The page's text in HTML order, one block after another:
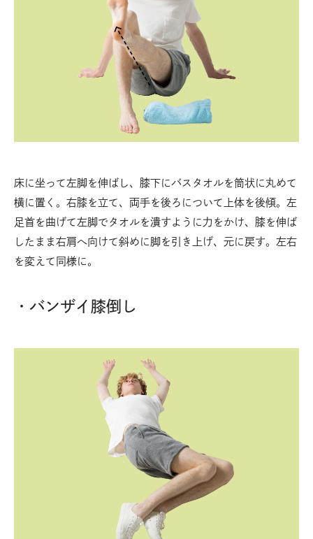
床に坐って左脚を伸ばし、膝下にバスタオルを筒状に丸めて
横に置く。右膝を立て、両手を後ろについて上体を後傾。左
足首を曲げて左脚でタオルを潰すように力をかけ、膝を伸ば
したまま右肩へ向けて斜めに脚を引き上げ、元に戻す。左右
を変えて同様に。
・バンザイ膝倒し